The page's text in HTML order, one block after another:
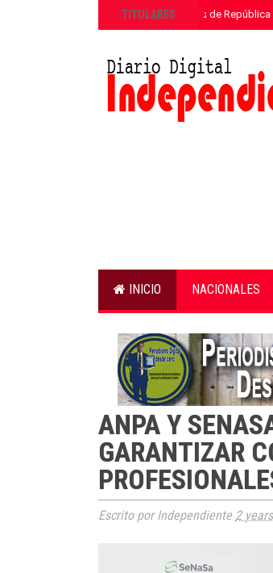
TITULARES
»ETED y la Armada de
INICIO NACIONALES
ANPA Y
GARANTIZAR
Escrito por Independiente 2